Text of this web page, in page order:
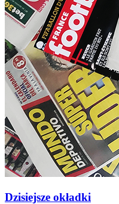
Dzisiejsze okładki